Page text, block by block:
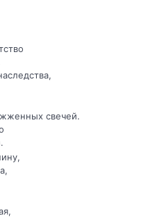
свечей.